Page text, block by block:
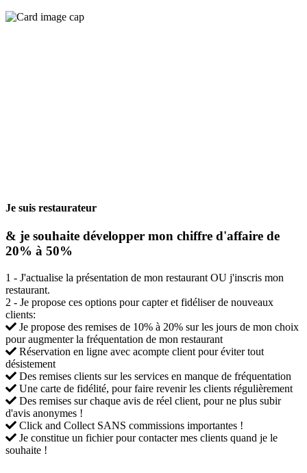
Je suis restaurateur
& je souhaite développer mon chiffre d'affaire de
20% à 50%
1 - J'actualise la présentation de mon restaurant OU j'inscris mon
restaurant.
2 - Je propose ces options pour capter et fidéliser de nouveaux
clients:
Je propose des remises de 10% à 20% sur les jours de mon choix
pour augmenter la fréquentation de mon restaurant
Réservation en ligne avec acompte client pour éviter tout
désistement
Des remises clients sur les services en manque de fréquentation
Une carte de fidélité, pour faire revenir les clients régulièrement
Des remises sur chaque avis de réel client, pour ne plus subir
d'avis anonymes !
Click and Collect SANS commissions importantes !
Je constitue un fichier pour contacter mes clients quand je le
souhaite !